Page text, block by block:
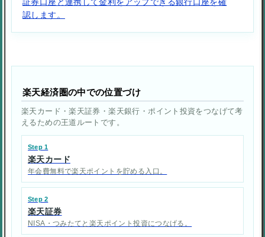
認します。
楽天経済圏の中での位置づけ
楽天カード・楽天証券・楽天銀行・ポイント投資をつなげて考
えるための王道ルートです。
Step 1
楽天カード
年会費無料で楽天ポイントを貯める入口。
Step 2
楽天証券
NISA・つみたてと楽天ポイント投資につなげる。